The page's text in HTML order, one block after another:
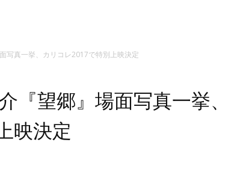
写真一挙、カリコレ2017で特別上映決定
『望郷』場面写真一挙、
映決定